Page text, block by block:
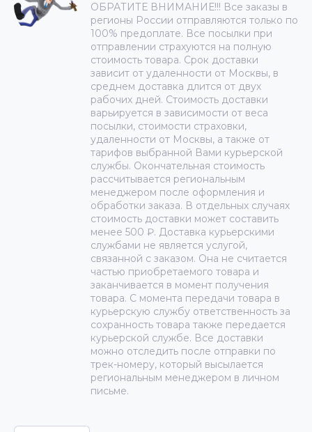
ОБРАТИТЕ ВНИМАНИЕ!!! Все заказы в
регионы России отправляются только по
100% предоплате. Все посылки при
отправлении страхуются на полную
стоимость товара. Срок доставки
зависит от удаленности от Москвы, в
среднем доставка длится от двух
рабочих дней. Стоимость доставки
варьируется в зависимости от веса
посылки, стоимости страховки,
удаленности от Москвы, а также от
тарифов выбранной Вами курьерской
службы. Окончательная стоимость
рассчитывается региональным
менеджером после оформления и
обработки заказа. В отдельных случаях
стоимость доставки может составить
менее 500 ₽. Доставка курьерскими
службами не является услугой,
связанной с заказом. Она не считается
частью приобретаемого товара и
заканчивается в момент получения
товара. С момента передачи товара в
курьерскую службу ответственность за
сохранность товара также передается
курьерской службе. Все доставки
можно отследить после отправки по
трек-номеру, который высылается
региональным менеджером в личном
письме.